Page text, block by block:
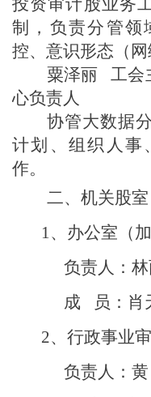
制，负责分管领
控、意识形态（网
粟泽丽
工会
心负责人
协管大数据
计划、组织 人事
作。
二、 机关股室
1、 办公室 （
负责 人：
成
员： 肖
2、 行政事业
负责人： 黄